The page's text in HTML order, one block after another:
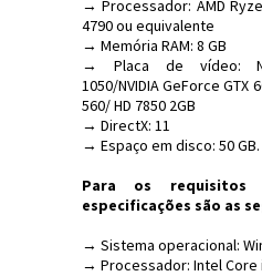
→ Processador: AMD
4790 ou equivalente
→ Memória RAM: 8 GB
→ Placa de vídeo:
1050/NVIDIA GeForce GTX
560/ HD 7850 2GB
→ DirectX: 11
→ Espaço em disco: 50 GB.
Para os requisitos
especificações são as
→ Sistema operacional:
→ Processador: Intel Core